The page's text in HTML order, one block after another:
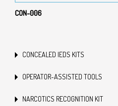
CONCEALED IEDS KITS
OPERATOR-ASSISTED TOOLS
NARCOTICS RECOGNITION KIT
CON-006